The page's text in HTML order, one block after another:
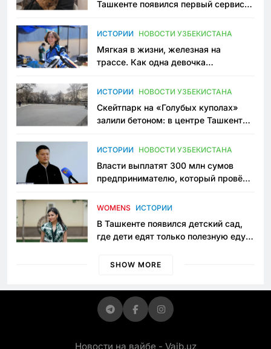
Ташкенте появился первый сервис
ИСТОРИИ НОВОСТИ УЗБЕКИСТАНА
Мягкая в жизни, железная на
трассе. Как одна девочка
Узбекистане
ИСТОРИИ НОВОСТИ УЗБЕКИСТАНА
Скейтпарк на «Голубых куполах»
залили бетоном: в центре Ташкента
пространство
ИСТОРИИ НОВОСТИ УЗБЕКИСТАНА
Власти выплатят 300 млн сумов
предпринимателю, который провёл
приговору
WOMENS ИСТОРИИ
В Ташкенте появился детский сад,
где дети едят только полезную еду.
просить «кашу без сахара»
SHOW MORE
Новости на вайбе - Vaib.uz